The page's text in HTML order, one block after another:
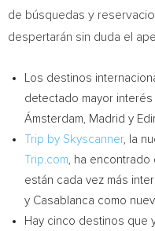
de búsquedas y
despertarán sin duda el
Los destinos
detectado mayor
Ámsterdam, Madrid y
Trip by Skyscanner, la
Trip.com, ha
están cada vez más
y Casablanca como
Hay cinco destinos que